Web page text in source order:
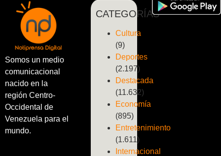
Somos un medio
comunicacional
nacido en la
región Centro-
Occidental de
Venezuela para el
mundo.
CATEGORÍAS
Cultura
(9)
Deportes
(2.197)
Destacada
(11.632)
Economía
(895)
Entretenimiento
(1.611)
Internacional